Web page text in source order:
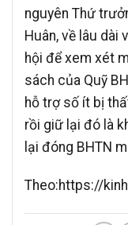
nguyên Thứ
Huân, về lâu dài
hội để xem xét
sách của Quỹ
hỗ trợ số ít bị
rồi giữ lại đó là
lại đóng BHTN
Theo:https://